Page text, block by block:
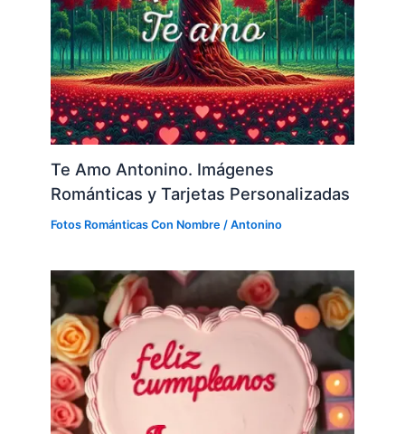
Te Amo Antonino. Imágenes
Románticas y Tarjetas Personalizadas
Fotos Románticas Con Nombre /Antonino